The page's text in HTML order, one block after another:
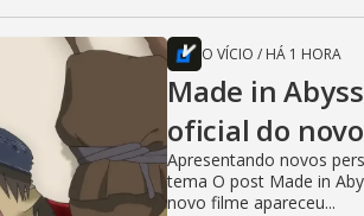
O VÍCIO / HÁ 1 HORA
Made in
oficial do
Apresentando novos
tema O post Made in
novo filme apareceu...